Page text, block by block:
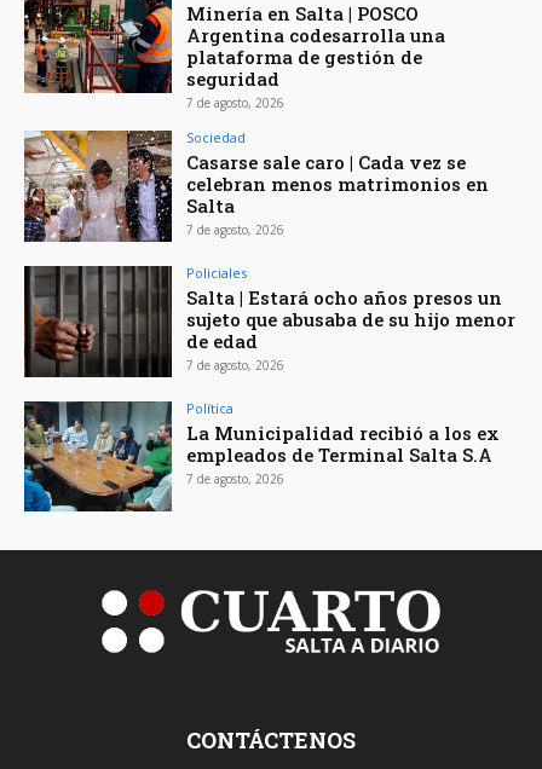
Minería en Salta | POSCO
Argentina codesarrolla una
plataforma de gestión de
seguridad
7 de agosto, 2026
Sociedad
Casarse sale caro | Cada vez se
celebran menos matrimonios en
Salta
7 de agosto, 2026
Policiales
Salta | Estará ocho años presos un
sujeto que abusaba de su hijo menor
de edad
7 de agosto, 2026
Política
La Municipalidad recibió a los ex
empleados de Terminal Salta S.A
7 de agosto, 2026
CONTÁCTENOS